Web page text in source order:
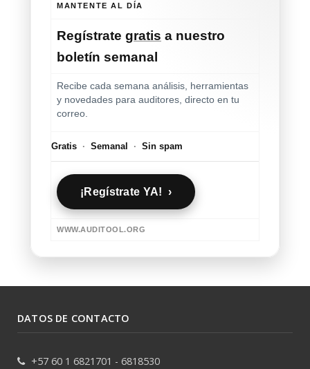
MANTENTE AL DÍA
Regístrate gratis a nuestro
boletín semanal
Recibe cada semana análisis, herramientas
y novedades para auditores, directo en tu
correo.
Gratis · Semanal · Sin spam
¡Regístrate YA! ›
WWW.AUDITOOL.ORG
DATOS DE CONTACTO
+57 60 1 6821701 - 6818530